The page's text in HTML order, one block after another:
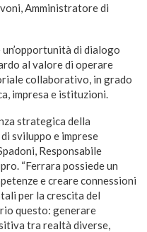
Amministratore di
di dialogo
al valore di operare
collaborativo, in grado
impresa e istituzioni.
strategica della
sviluppo e imprese
Responsabile
“Ferrara possiede un
e creare connessioni
per la crescita del
questo: generare
tra realtà diverse,